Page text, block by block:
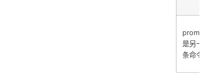
prompt
是另一
条命令